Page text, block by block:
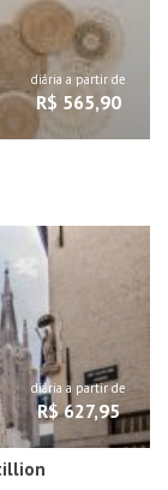
diária a partir de
R$ 565,90
diária a partir de
R$ 627,95